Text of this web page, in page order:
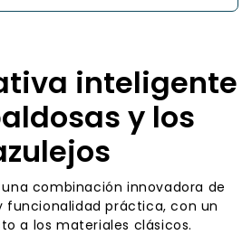
inteligente
y los
combinación innovadora de
funcionalidad práctica, con un
a los materiales clásicos.